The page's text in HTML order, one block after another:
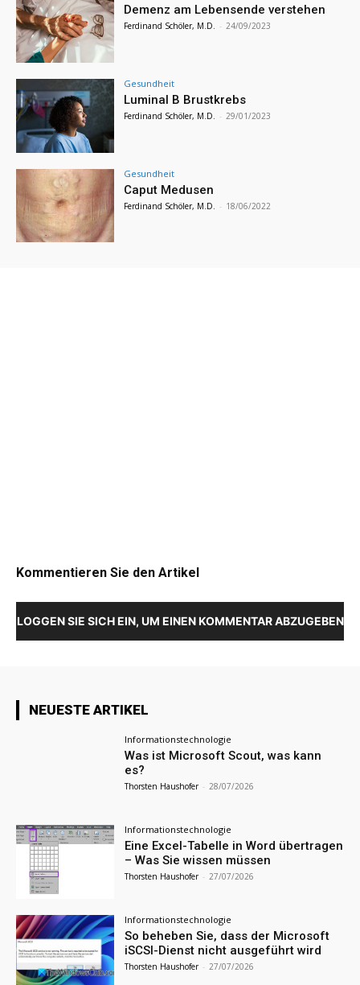
Demenz am Lebensende verstehen
Ferdinand Schöler, M.D. - 24/09/2023
Gesundheit
Luminal B Brustkrebs
Ferdinand Schöler, M.D. - 29/01/2023
Gesundheit
Caput Medusen
Ferdinand Schöler, M.D. - 18/06/2022
Kommentieren Sie den Artikel
LOGGEN SIE SICH EIN, UM EINEN KOMMENTAR ABZUGEBEN
NEUESTE ARTIKEL
Informationstechnologie
Was ist Microsoft Scout, was kann
es?
Thorsten Haushofer - 28/07/2026
Informationstechnologie
Eine Excel-Tabelle in Word übertragen
– Was Sie wissen müssen
Thorsten Haushofer - 27/07/2026
Informationstechnologie
So beheben Sie, dass der Microsoft
iSCSI-Dienst nicht ausgeführt wird
Thorsten Haushofer - 27/07/2026